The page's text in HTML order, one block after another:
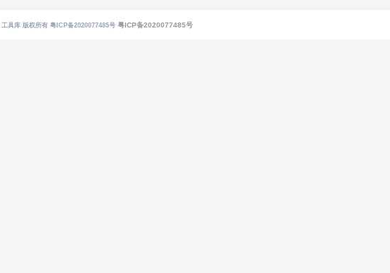
工具库 版权所有 粤ICP备2020077485号 粤ICP备2020077485号